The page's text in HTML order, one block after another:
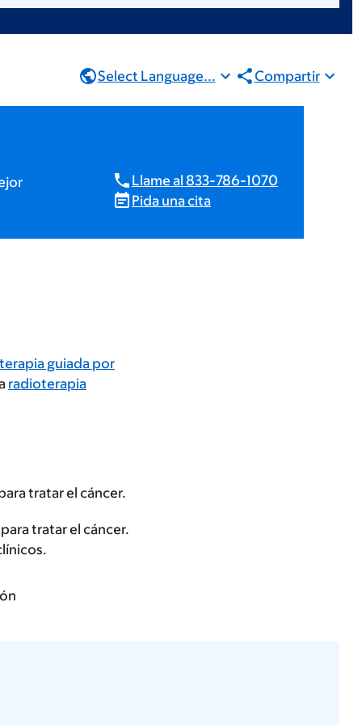
Select Language... Compartir
Llame al 833-786-1070
Pida una cita
guiada por
radioterapia
tratar el cáncer.
tratar el cáncer.